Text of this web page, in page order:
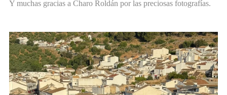
Y muchas gracias a Charo Roldán por las preciosas fotografías.